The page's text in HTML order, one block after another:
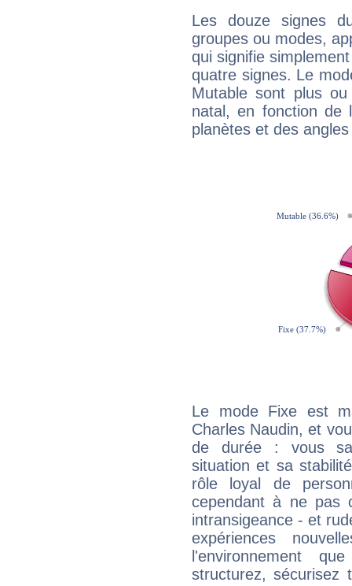
Les douze signes
groupes ou modes,
qui signifie
quatre signes. Le
Mutable sont plus
natal, en fonction de
planètes et des
Le mode Fixe est
Charles Naudin, et
de durée : vous
situation et sa
rôle loyal de
cependant à ne pas
intransigeance - et
expériences
l'environnement
structurez, sécurisez